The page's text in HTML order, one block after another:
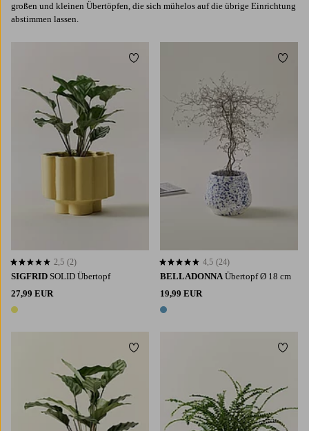
großen und kleinen Übertöpfen, die sich mühelos auf die übrige Einrichtung
abstimmen lassen.
SIGFRID SOLID Übertopf
27,99 EUR
1 Farbe
2,5 basierend auf 2 Bewertungen
2,5 (2)
Zu Favoriten hinzufügen
BELLADONNA Übertopf Ø 18 cm
19,99 EUR
1 Farbe
4,5 basierend auf 24 Bewertungen
4,5 (24)
Zu
Zu Favoriten hinzufügen Zu